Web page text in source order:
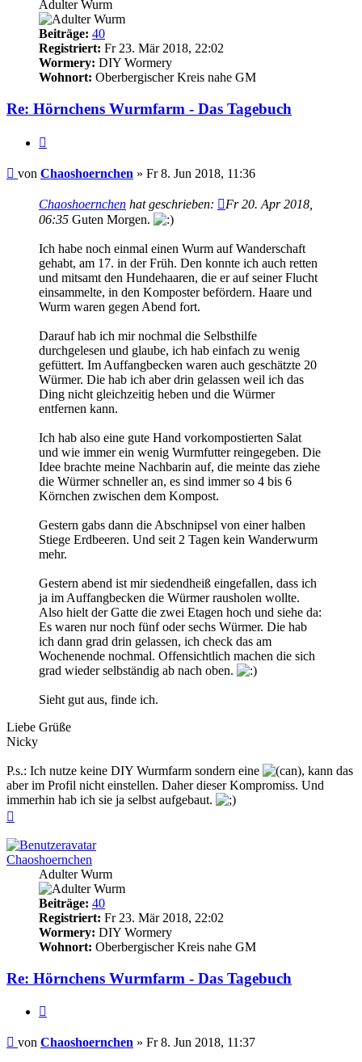
Adulter Wurm
Beiträge: 40
Registriert: Fr 23. Mär 2018, 22:02
Wormery: DIY Wormery
Wohnort: Oberbergischer Kreis nahe GM
Re: Hörnchens Wurmfarm - Das Tagebuch
Beitrag
von Chaoshoernchen » Fr 8. Jun 2018, 11:36
Chaoshoernchen hat geschrieben:
Fr 20. Apr 2018,
06:35 Guten Morgen.
Ich habe noch einmal einen Wurm auf Wanderschaft
gehabt, am 17. in der Früh. Den konnte ich auch retten
und mitsamt den Hundehaaren, die er auf seiner Flucht
einsammelte, in den Komposter befördern. Haare und
Wurm waren gegen Abend fort.
Darauf hab ich mir nochmal die Selbsthilfe
durchgelesen und glaube, ich hab einfach zu wenig
gefüttert. Im Auffangbecken waren auch geschätzte 20
Würmer. Die hab ich aber drin gelassen weil ich das
Ding nicht gleichzeitig heben und die Würmer
entfernen kann.
Ich hab also eine gute Hand vorkompostierten Salat
und wie immer ein wenig Wurmfutter reingegeben. Die
Idee brachte meine Nachbarin auf, die meinte das ziehe
die Würmer schneller an, es sind immer so 4 bis 6
Körnchen zwischen dem Kompost.
Gestern gabs dann die Abschnipsel von einer halben
Stiege Erdbeeren. Und seit 2 Tagen kein Wanderwurm
mehr.
Gestern abend ist mir siedendheiß eingefallen, dass ich
ja im Auffangbecken die Würmer rausholen wollte.
Also hielt der Gatte die zwei Etagen hoch und siehe da:
Es waren nur noch fünf oder sechs Würmer. Die hab
ich dann grad drin gelassen, ich check das am
Wochenende nochmal. Offensichtlich machen die sich
grad wieder selbständig ab nach oben.
Sieht gut aus, finde ich.
Liebe Grüße
Nicky
P.s.: Ich nutze keine DIY Wurmfarm sondern eine
, kann das
aber im Profil nicht einstellen. Daher dieser Kompromiss. Und
immerhin hab ich sie ja selbst aufgebaut.
Chaoshoernchen
Adulter Wurm
Beiträge: 40
Registriert: Fr 23. Mär 2018, 22:02
Wormery: DIY Wormery
Wohnort: Oberbergischer Kreis nahe GM
Re: Hörnchens Wurmfarm - Das Tagebuch
Beitrag
von Chaoshoernchen » Fr 8. Jun 2018, 11:37